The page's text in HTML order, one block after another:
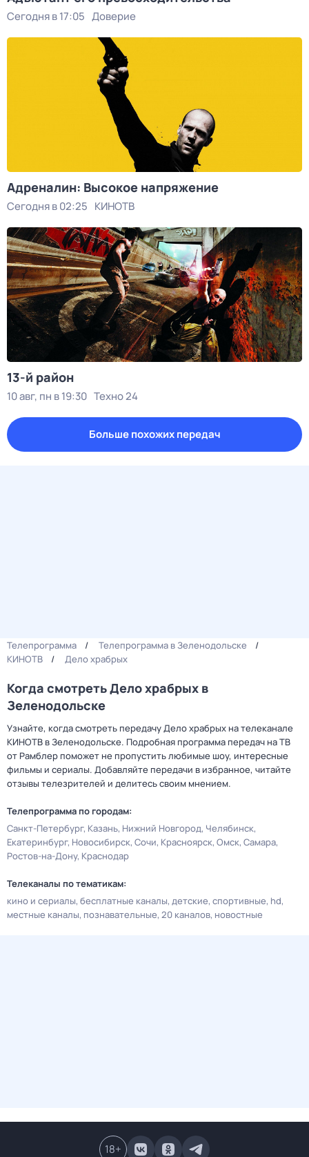
Сегодня в 17:05 Доверие
Адреналин: Высокое напряжение
Сегодня в 02:25 КИНОТВ
13-й район
10 авг, пн в 19:30 Техно 24
Больше похожих передач
Телепрограмма
Телепрограмма в Зеленодольске
КИНОТВ
Дело храбрых
Когда смотреть Дело храбрых в
Зеленодольске
Узнайте, когда смотреть передачу Дело храбрых на телеканале
КИНОТВ в Зеленодольске. Подробная программа передач на ТВ
от Рамблер поможет не пропустить любимые шоу, интересные
фильмы и сериалы. Добавляйте передачи в избранное, читайте
отзывы телезрителей и делитесь своим мнением.
Телепрограмма по городам:
Санкт-Петербург Казань Нижний Новгород Челябинск
Екатеринбург Новосибирск Сочи Красноярск Омск Самара
Ростов-на-Дону Краснодар
Телеканалы по тематикам:
кино и сериалы бесплатные каналы детские спортивные hd
местные каналы познавательные 20 каналов новостные
18+